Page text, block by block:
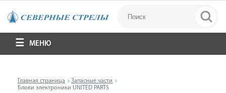
МЕНЮ
Главная страница
Запасные части
Блоки электроники UNITED PARTS